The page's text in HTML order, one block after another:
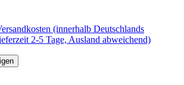
(innerhalb Deutschlands
2-5 Tage, Ausland abweichend)